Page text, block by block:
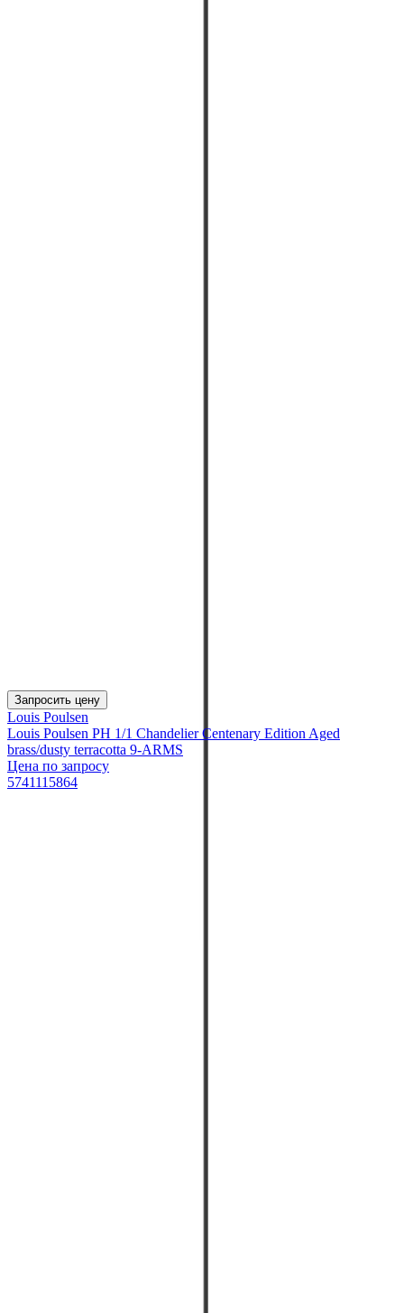
Запросить цену
Louis Poulsen
Louis Poulsen PH 1/1 Chandelier Centenary Edition Aged
brass/dusty terracotta 9-ARMS
Цена по запросу
5741115864